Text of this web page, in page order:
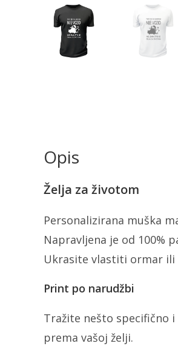
Opis
Želja za životom
Personalizirana muška
Napravljena je od 100%
Ukrasite vlastiti ormar ili
Print po narudžbi
Tražite nešto specifično i
prema vašoj želji.